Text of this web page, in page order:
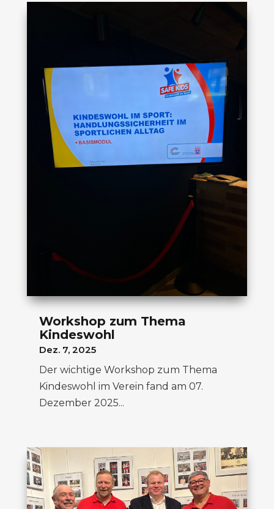
Workshop zum Thema
Kindeswohl
Dez. 7, 2025
Der wichtige Workshop zum Thema
Kindeswohl im Verein fand am 07.
Dezember 2025...